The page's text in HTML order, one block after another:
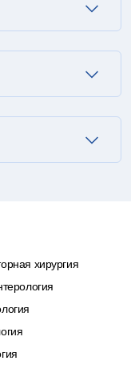
хирургия